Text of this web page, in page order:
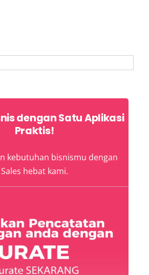
dengan Satu Aplikasi
Praktis!
kebutuhan bisnismu dengan
Sales hebat kami.